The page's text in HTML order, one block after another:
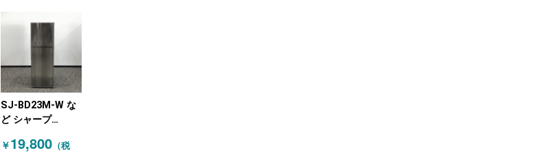
SJ-BD23M-W な
ど シャープ
庫・洗濯機 グレー
￥19,800（税